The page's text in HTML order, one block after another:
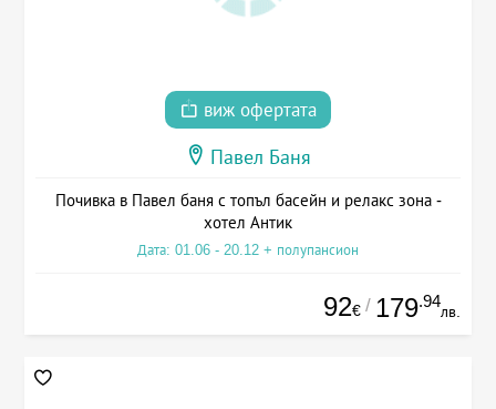
виж офертата
Павел Баня
Почивка в Павел баня с топъл басейн и релакс зона -
хотел Антик
Дата: 01.06 - 20.12 + полупансион
92€ / 179.94
лв.